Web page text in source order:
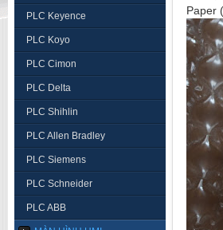
PLC Keyence
PLC Koyo
PLC Cimon
PLC Delta
PLC Shihlin
PLC Allen Bradley
PLC Siemens
PLC Schneider
PLC ABB
Paper